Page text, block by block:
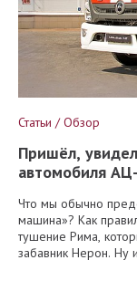
Статьи / Обзор
Пришёл,
автомобиля
Что мы обычно
машина»? Как
тушение Рима,
забавник Нерон. Ну